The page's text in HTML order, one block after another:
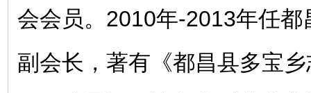
会会员。2010年-2013年任都
副会长，著有《都昌县多宝